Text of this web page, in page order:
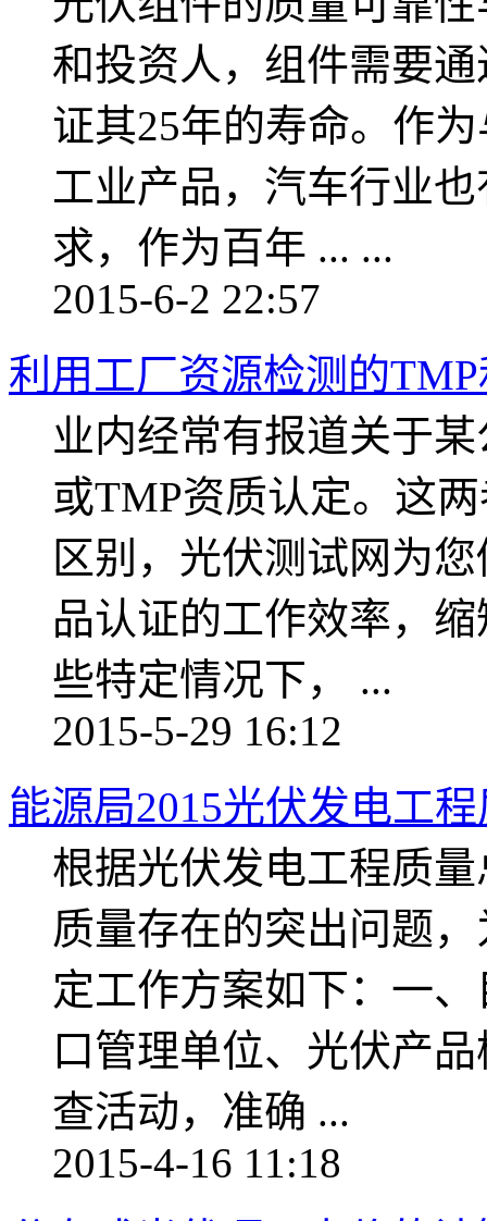
和投资人，组件需要
证其25年的寿命。作
工业产品，汽车行业
求，作为百年 ... ...
2015-6-2 22:57
利用工厂资源检测的
业内经常有报道关于
或TMP资质认定。这
区别，光伏测试网为
品认证的工作效率，
些特定情况下， ...
2015-5-29 16:12
能源局2015光伏发电工
根据光伏发电工程质
质量存在的突出问题
定工作方案如下：一
口管理单位、光伏产
查活动，准确 ...
2015-4-16 11:18